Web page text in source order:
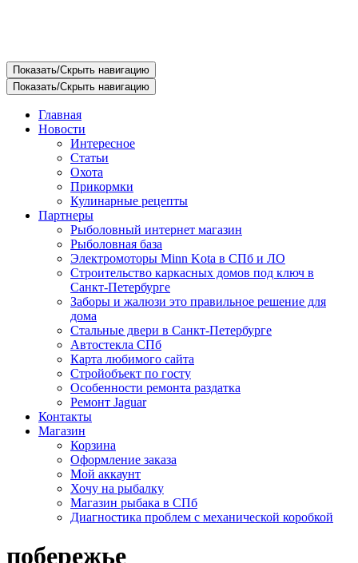
Показать/Скрыть навигацию
Показать/Скрыть навигацию
Главная
Новости
Интересное
Статьи
Охота
Прикормки
Кулинарные рецепты
Партнеры
Рыболовный интернет магазин
Рыболовная база
Электромоторы Minn Kota в СПб и ЛО
Строительство каркасных домов под ключ в
Санкт-Петербурге
Заборы и жалюзи это правильное решение для
дома
Стальные двери в Санкт-Петербурге
Автостекла СПб
Карта любимого сайта
Стройобъект по госту
Особенности ремонта раздатка
Ремонт Jaguar
Контакты
Магазин
Корзина
Оформление заказа
Мой аккаунт
Хочу на рыбалку
Магазин рыбака в СПб
Диагностика проблем с механической коробкой
побережье